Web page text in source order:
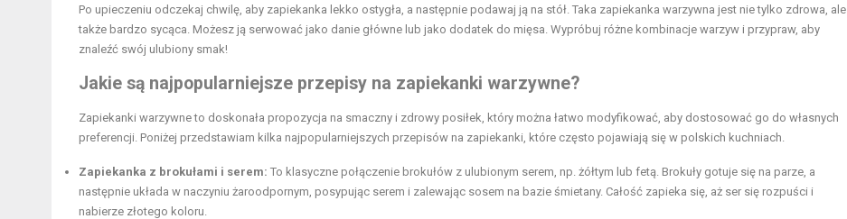
Po upieczeniu odczekaj chwilę, aby zapiekanka lekko ostygła, a następnie podawaj ją na stół. Taka zapiekanka warzywna jest nie tylko zdrowa, ale
także bardzo sycąca. Możesz ją serwować jako danie główne lub jako dodatek do mięsa. Wypróbuj różne kombinacje warzyw i przypraw, aby
znaleźć swój ulubiony smak!
Jakie są najpopularniejsze przepisy na zapiekanki warzywne?
Zapiekanki warzywne to doskonała propozycja na smaczny i zdrowy posiłek, który można łatwo modyfikować, aby dostosować go do własnych
preferencji. Poniżej przedstawiam kilka najpopularniejszych przepisów na zapiekanki, które często pojawiają się w polskich kuchniach.
Zapiekanka z brokułami i serem: To klasyczne połączenie brokułów z ulubionym serem, np. żółtym lub fetą. Brokuły gotuje się na parze, a
następnie układa w naczyniu żaroodpornym, posypując serem i zalewając sosem na bazie śmietany. Całość zapieka się, aż ser się rozpuści i
nabierze złotego koloru.